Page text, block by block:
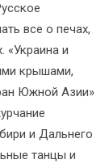
все о печах,
«Украина и
крышами,
Южной Азии»
и Дальнего
танцы и